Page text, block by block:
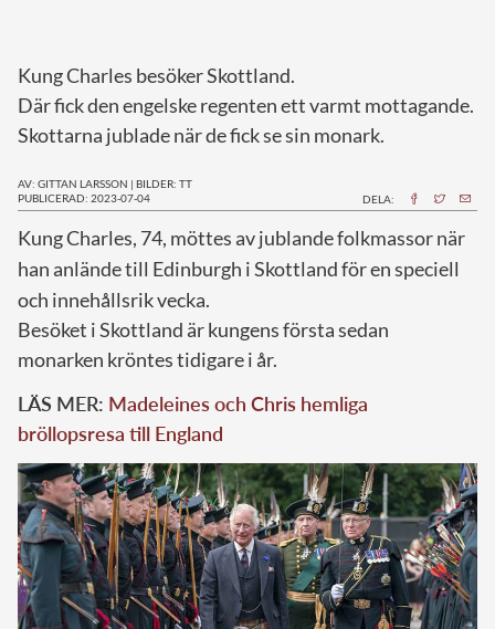
Kung Charles besöker Skottland.
Där fick den engelske regenten ett varmt mottagande.
Skottarna jublade när de fick se sin monark.
AV: GITTAN LARSSON | BILDER: TT
PUBLICERAD: 2023-07-04
DELA:
Kung Charles, 74, möttes av jublande folkmassor när
han anlände till Edinburgh i Skottland för en speciell
och innehållsrik vecka.
Besöket i Skottland är kungens första sedan
monarken kröntes tidigare i år.
LÄS MER: Madeleines och Chris hemliga
bröllopsresa till England